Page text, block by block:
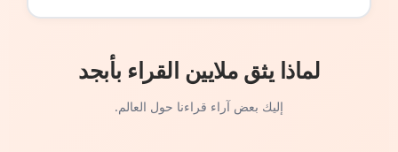
لماذا يثق ملايين القراء بأبجد
إليك بعض آراء قراءنا حول العالم.